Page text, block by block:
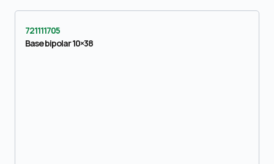
721111705
Base bipolar 10×38